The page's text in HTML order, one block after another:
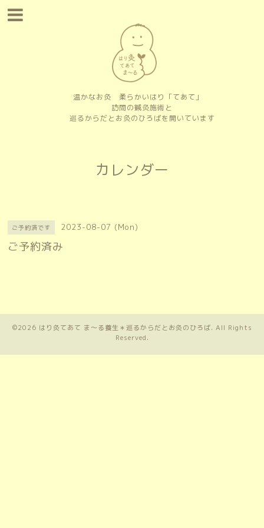
温かなお灸 柔らかいはり「てあて」
訪問の鍼灸施術と
巡るからだとお灸のひろばを開いています
カレンダー
ご予約済です 2023-08-07 (Mon)
ご予約済み
©2026 はり灸てあて ま〜る養生＊巡るからだとお灸のひろば. All Rights
Reserved.